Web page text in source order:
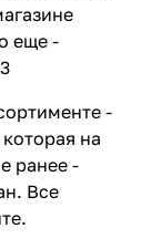
еще -
-
на
ранее -
Все